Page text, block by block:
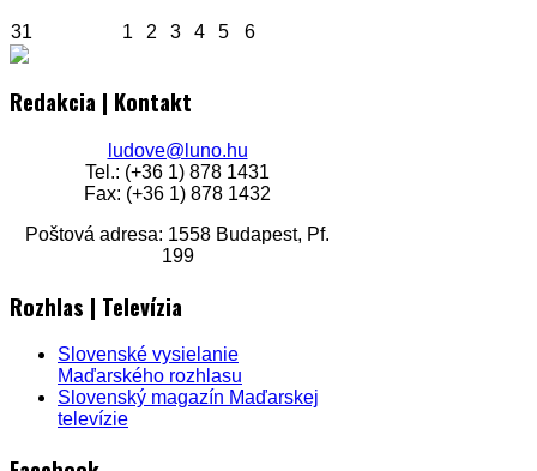
31 1 2 3 4 5 6
Redakcia | Kontakt
ludove@luno.hu
Tel.: (+36 1) 878 1431
Fax: (+36 1) 878 1432
Poštová adresa: 1558 Budapest, Pf.
199
Rozhlas | Televízia
Slovenské vysielanie
Maďarského rozhlasu
Slovenský magazín Maďarskej
televízie